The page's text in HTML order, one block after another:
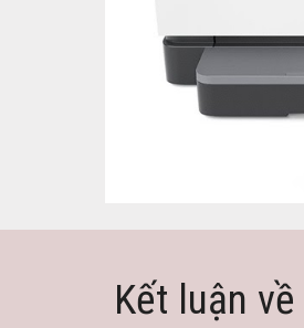
Kết luận